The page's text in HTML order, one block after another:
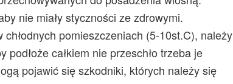
nie miały styczności ze zdrowymi.
pomieszczeniach (5-10st.C), należy
całkiem nie przeschło trzeba je
pojawić się szkodniki, których należy się